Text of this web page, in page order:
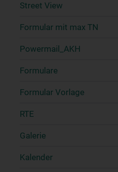
Street View
Formular mit max TN
Powermail_AKH
Formulare
Formular Vorlage
RTE
Galerie
Kalender